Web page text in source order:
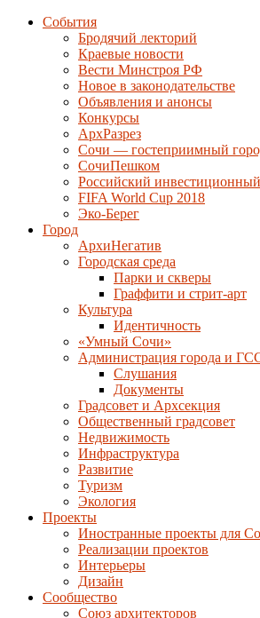
События
Бродячий лекторий
Краевые новости
Вести Минстроя РФ
Новое в законодательстве
Объявления и анонсы
Конкурсы
АрхРазрез
Сочи — гостеприимный
СочиПешком
Российский
FIFA World Cup 2018
Эко-Берег
Город
АрхиНегатив
Городская среда
Парки и скверы
Граффити и стрит-арт
Культура
Идентичность
«Умный Сочи»
Администрация города и
Слушания
Документы
Градсовет и Архсекция
Общественный градсовет
Недвижимость
Инфраструктура
Развитие
Туризм
Экология
Проекты
Иностранные проекты для
Реализации проектов
Интерьеры
Дизайн
Сообщество
Союз архитекторов